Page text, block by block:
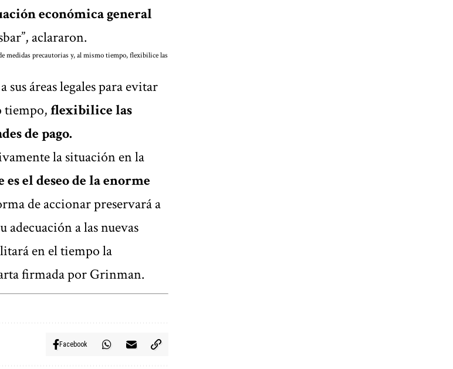
económica general
aclararon.
medidas precautorias y, al mismo tiempo, flexibilice las
áreas legales para evitar
tiempo,flexibilice las
de pago.
la situación en la
es el deseo de la enorme
de accionar preservará a
adecuación a las nuevas
en el tiempo la
firmada por Grinman.
Facebook